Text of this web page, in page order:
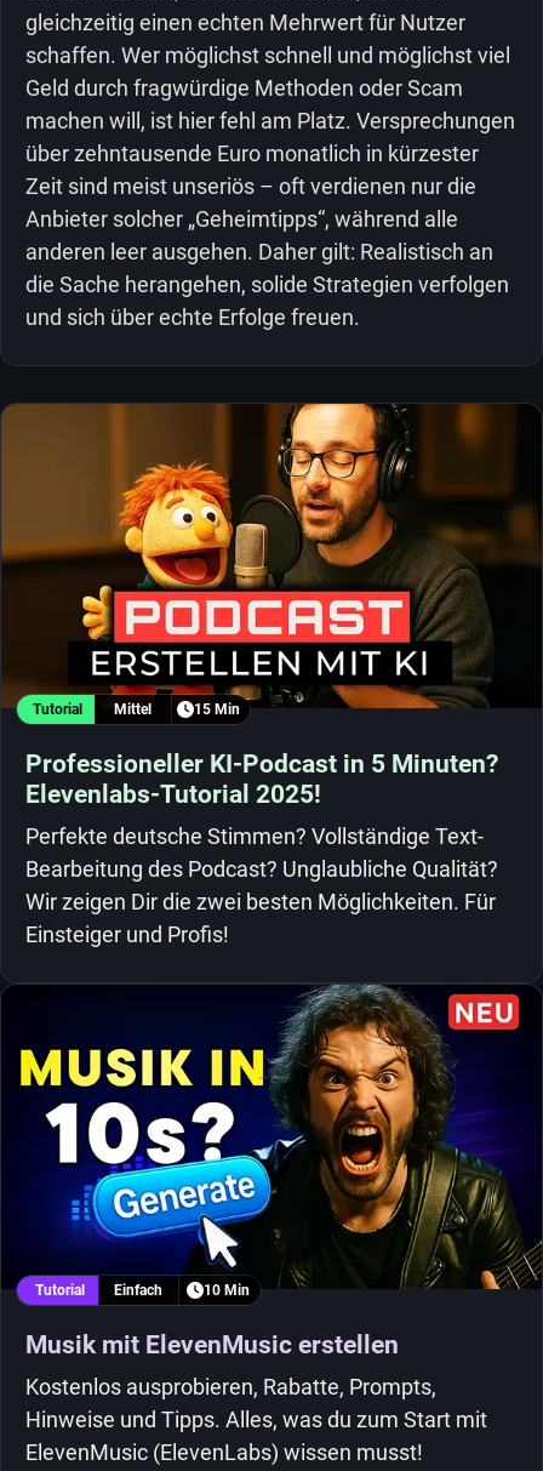
gleichzeitig einen echten Mehrwert für Nutzer
schaffen. Wer möglichst schnell und möglichst viel
Geld durch fragwürdige Methoden oder Scam
machen will, ist hier fehl am Platz. Versprechungen
über zehntausende Euro monatlich in kürzester
Zeit sind meist unseriös – oft verdienen nur die
Anbieter solcher „Geheimtipps“, während alle
anderen leer ausgehen. Daher gilt: Realistisch an
die Sache herangehen, solide Strategien verfolgen
und sich über echte Erfolge freuen.
Tutorial Mittel 15 Min
Professioneller KI-Podcast in 5 Minuten?
Elevenlabs-Tutorial 2025!
Perfekte deutsche Stimmen? Vollständige Text-
Bearbeitung des Podcast? Unglaubliche Qualität?
Wir zeigen Dir die zwei besten Möglichkeiten. Für
Einsteiger und Profis!
Tutorial Einfach 10 Min
Musik mit ElevenMusic erstellen
Kostenlos ausprobieren, Rabatte, Prompts,
Hinweise und Tipps. Alles, was du zum Start mit
ElevenMusic (ElevenLabs) wissen musst!